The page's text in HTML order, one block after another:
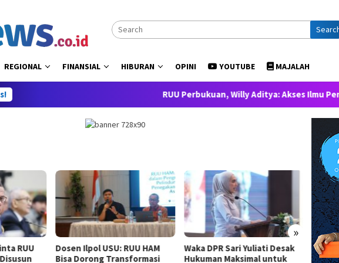
REGIONAL FINANSIAL HIBURAN OPINI YOUTUBE MAJALAH
RUU Perbukuan, Willy Aditya: Akses Ilmu Pengetahuan
»
RUU
Dosen Ilpol USU: RUU HAM
Bisa Dorong Transformasi
Waka DPR Sari Yuliati Desak
Hukuman Maksimal untuk